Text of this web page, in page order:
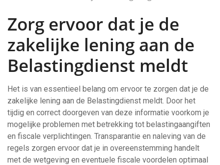
Zorg ervoor dat je de
zakelijke lening aan de
Belastingdienst meldt
Het is van essentieel belang om ervoor te zorgen dat je de
zakelijke lening aan de Belastingdienst meldt. Door het
tijdig en correct doorgeven van deze informatie voorkom je
mogelijke problemen met betrekking tot belastingaangiften
en fiscale verplichtingen. Transparantie en naleving van de
regels zorgen ervoor dat je in overeenstemming handelt
met de wetgeving en eventuele fiscale voordelen optimaal